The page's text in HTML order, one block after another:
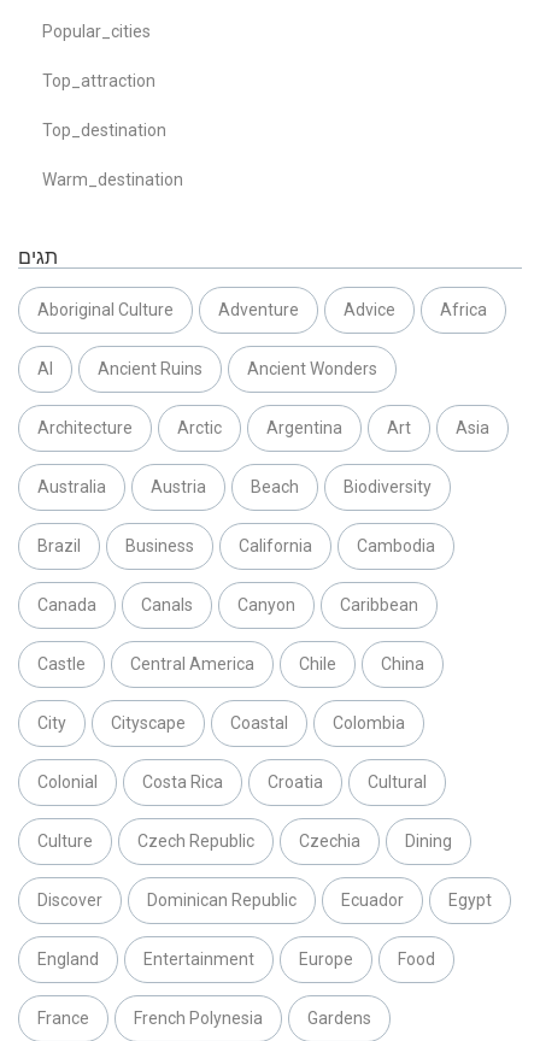
Popular_cities
Top_attraction
Top_destination
Warm_destination
תגים
Aboriginal Culture Adventure Advice Africa
AI Ancient Ruins Ancient Wonders
Architecture Arctic Argentina Art Asia
Australia Austria Beach Biodiversity
Brazil Business California Cambodia
Canada Canals Canyon Caribbean
Castle Central America Chile China
City Cityscape Coastal Colombia
Colonial Costa Rica Croatia Cultural
Culture Czech Republic Czechia Dining
Discover Dominican Republic Ecuador Egypt
England Entertainment Europe Food
France French Polynesia Gardens